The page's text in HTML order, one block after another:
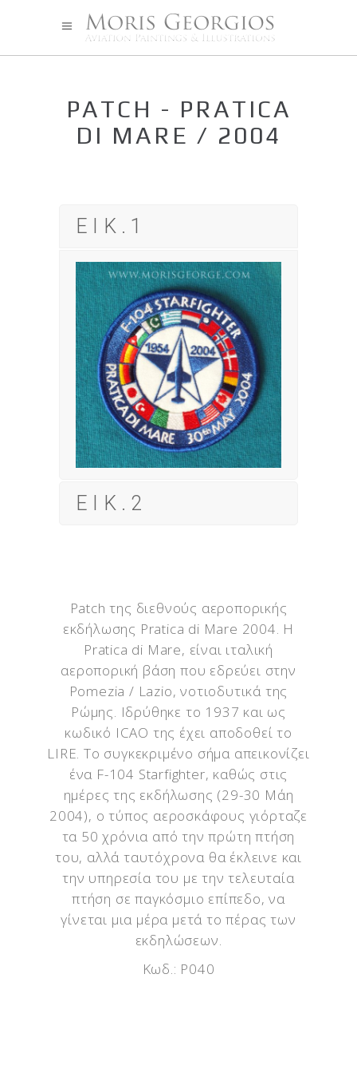
PATCH - PRATICA
DI MARE / 2004
ΕΙΚ.1
ΕΙΚ.2
Patch της διεθνούς αεροπορικής
εκδήλωσης Pratica di Mare 2004. Η
Pratica di Mare, είναι ιταλική
αεροπορική βάση που εδρεύει στην
Pomezia / Lazio, νοτιοδυτικά της
Ρώμης. Ιδρύθηκε το 1937 και ως
κωδικό ICAO της έχει αποδοθεί το
LIRE. Το συγκεκριμένο σήμα απεικονίζει
ένα F-104 Starfighter, καθώς στις
ημέρες της εκδήλωσης (29-30 Μάη
2004), ο τύπος αεροσκάφους γιόρταζε
τα 50 χρόνια από την πρώτη πτήση
του, αλλά ταυτόχρονα θα έκλεινε και
την υπηρεσία του με την τελευταία
πτήση σε παγκόσμιο επίπεδο, να
γίνεται μια μέρα μετά το πέρας των
εκδηλώσεων.
Κωδ.: P040